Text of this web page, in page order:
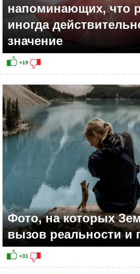
напоминающих, что
иногда
значение
Фото, на которых
вызов реальности и